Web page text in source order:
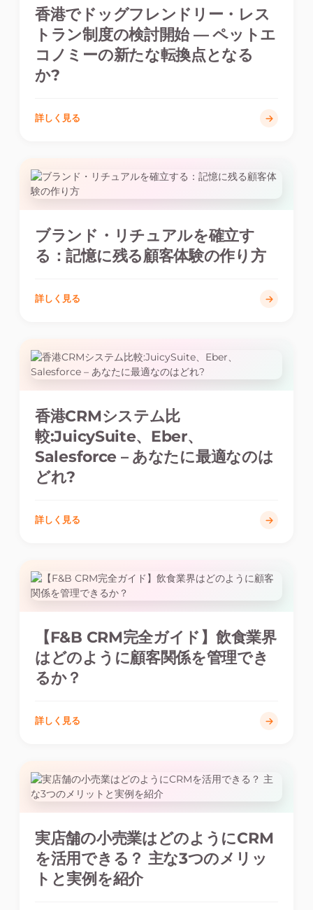
香港でドッグフレンドリー・レス
トラン制度の検討開始 — ペットエ
コノミーの新たな転換点となる
か?
詳しく見る
ブランド・リチュアルを確立す
る：記憶に残る顧客体験の作り方
詳しく見る
香港CRMシステム比
較:JuicySuite、Eber、
Salesforce – あなたに最適なのは
どれ?
詳しく見る
【F&B CRM完全ガイド】飲食業界
はどのように顧客関係を管理でき
るか？
詳しく見る
実店舗の小売業はどのようにCRM
を活用できる？ 主な3つのメリッ
トと実例を紹介